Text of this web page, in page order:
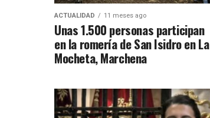
ACTUALIDAD 11 meses ago
Unas 1.500 personas participan
en la romería de San Isidro en La
Mocheta, Marchena